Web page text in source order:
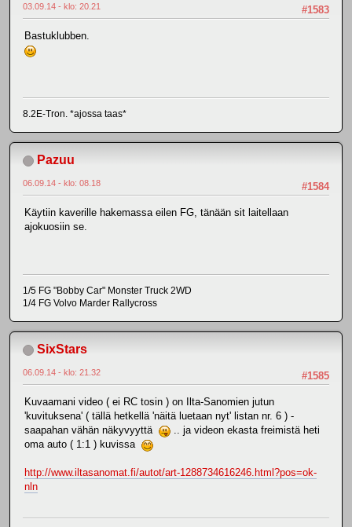
#1583
03.09.14 - klo: 20.21
Bastuklubben.
8.2E-Tron. *ajossa taas*
Pazuu
#1584
06.09.14 - klo: 08.18
Käytiin kaverille hakemassa eilen FG, tänään sit laitellaan
ajokuosiin se.
1/5 FG "Bobby Car" Monster Truck 2WD
1/4 FG Volvo Marder Rallycross
SixStars
#1585
06.09.14 - klo: 21.32
Kuvaamani video ( ei RC tosin ) on Ilta-Sanomien jutun
'kuvituksena' ( tällä hetkellä 'näitä luetaan nyt' listan nr. 6 ) -
saapahan vähän näkyvyyttä
.. ja videon ekasta freimistä heti
oma auto ( 1:1 ) kuvissa
http://www.iltasanomat.fi/autot/art-1288734616246.html?pos=ok-
nln